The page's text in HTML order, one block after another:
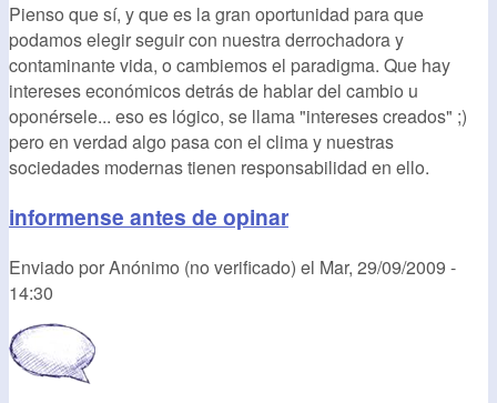
Pienso que sí, y que es la gran oportunidad para que
podamos elegir seguir con nuestra derrochadora y
contaminante vida, o cambiemos el paradigma. Que hay
intereses económicos detrás de hablar del cambio u
oponérsele... eso es lógico, se llama "intereses creados" ;)
pero en verdad algo pasa con el clima y nuestras
sociedades modernas tienen responsabilidad en ello.
informense antes de opinar
Enviado porAnónimo (no verificado) el Mar, 29/09/2009 -
14:30